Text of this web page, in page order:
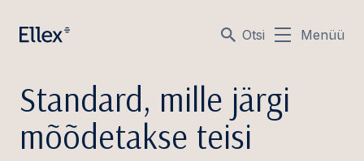
Otsi Menüü
Standard, mille järgi
mõõdetakse teisi